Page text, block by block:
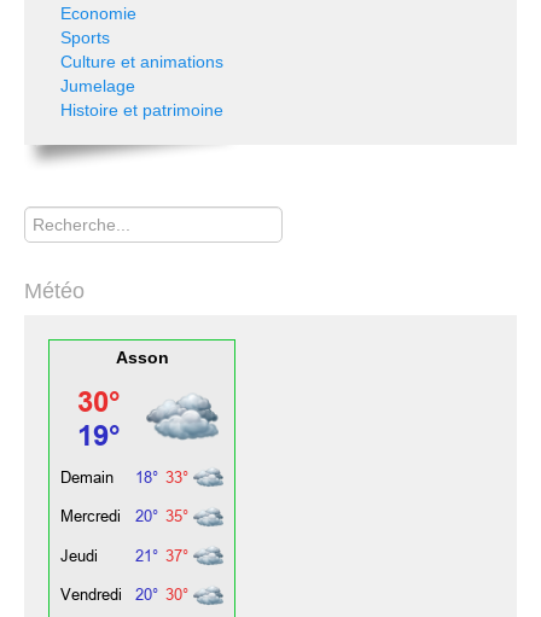
Economie
Sports
Culture et animations
Jumelage
Histoire et patrimoine
Rechercher
Météo
Asson